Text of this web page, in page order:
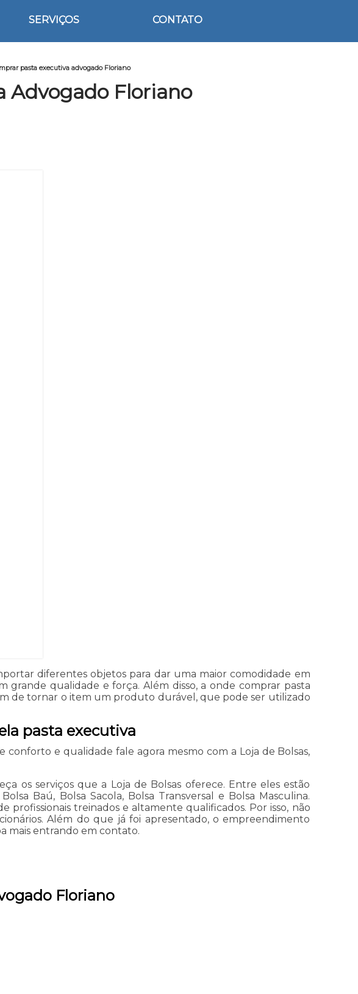
SERVIÇOS CONTATO
pasta executiva advogado Floriano
Advogado Floriano
diferentes objetos para dar uma maior comodidade em
grande qualidade e força. Além disso, a onde comprar pasta
de tornar o item um produto durável, que pode ser utilizado
pasta executiva
e qualidade fale agora mesmo com a Loja de Bolsas,
os serviços que a Loja de Bolsas oferece. Entre eles estão
Baú, Bolsa Sacola, Bolsa Transversal e Bolsa Masculina.
profissionais treinados e altamente qualificados. Por isso, não
Além do que já foi apresentado, o empreendimento
mais entrando em contato.
Floriano